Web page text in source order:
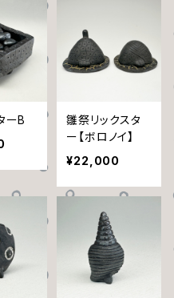
ーB
雛祭リックスタ
ー【ボロノイ】
¥22,000